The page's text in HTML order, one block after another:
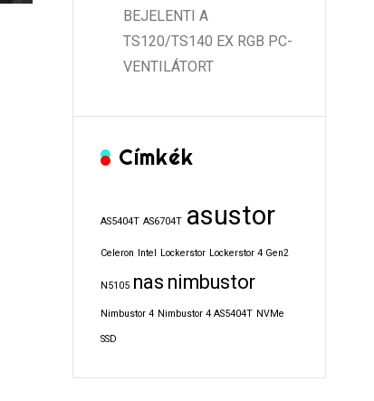
BEJELENTI A
TS120/TS140 EX RGB PC-
VENTILÁTORT
Címkék
AS5404T AS6704T asustor
Celeron Intel Lockerstor Lockerstor 4 Gen2
N5105 nas nimbustor
Nimbustor 4 Nimbustor 4 AS5404T NVMe
SSD